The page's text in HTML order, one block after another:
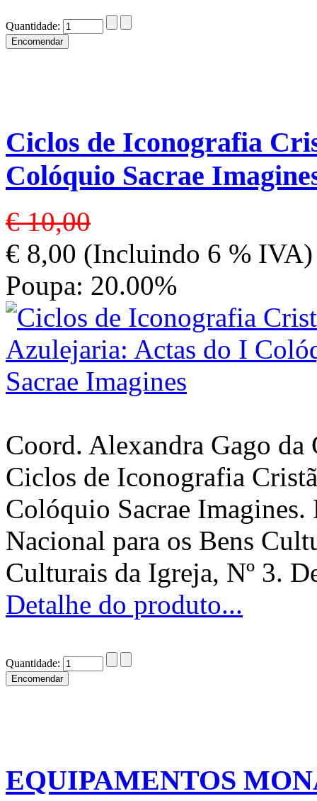
Quantidade:
Ciclos de Iconografia
Colóquio Sacrae
€ 10,00
€ 8,00 (Incluindo 6 % IVA)
Poupa: 20.00%
Coord. Alexandra Gago da
Ciclos de Iconografia
Colóquio Sacrae
Nacional para os Bens
Culturais da Igreja, Nº 3.
Detalhe do produto...
Quantidade:
EQUIPAMENTOS